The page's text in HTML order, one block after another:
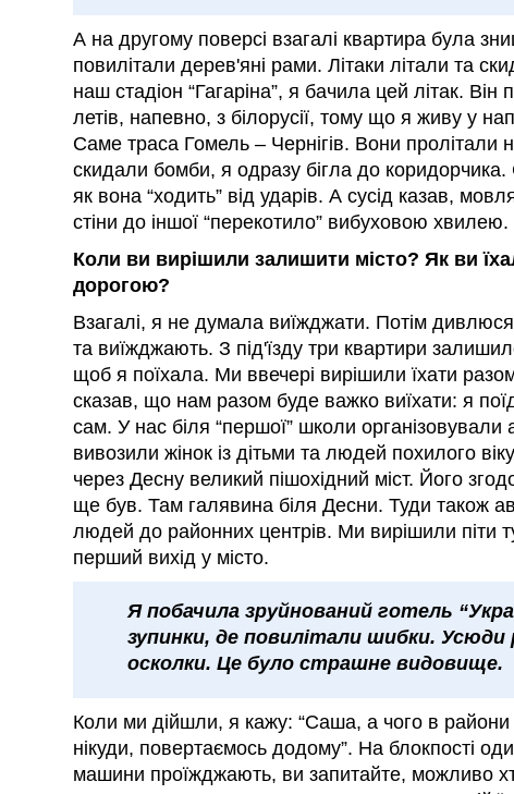
А на другому поверсі взагалі квартира була
повилітали дерев'яні рами. Літаки літали та
наш стадіон “Гагаріна”, я бачила цей літак.
летів, напевно, з білорусії, тому що я живу у
Саме траса Гомель – Чернігів. Вони пролітали
скидали бомби, я одразу бігла до коридорчика.
як вона “ходить” від ударів. А сусід казав,
стіни до іншої “перекотило” вибуховою хвилею.
Коли ви вирішили залишити місто? Як ви
дорогою?
Взагалі, я не думала виїжджати. Потім
та виїжджають. З під'їзду три квартири
щоб я поїхала. Ми ввечері вирішили їхати
сказав, що нам разом буде важко виїхати: я
сам. У нас біля “першої” школи
вивозили жінок із дітьми та людей похилого
через Десну великий пішохідний міст. Його
ще був. Там галявина біля Десни. Туди також
людей до районних центрів. Ми вирішили піти
перший вихід у місто.
Я побачила зруйнований готель
зупинки, де повилітали шибки. Усюди
осколки. Це було страшне видовище.
Коли ми дійшли, я кажу: “Саша, а чого в райони
нікуди, повертаємось додому”. На блокпості
машини проїжджають, ви запитайте, можливо